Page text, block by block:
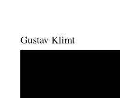
Gustav Klimt